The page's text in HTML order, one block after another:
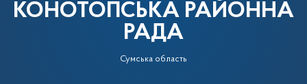
КОНОТОПСЬКА РАЙОННА
РАДА
Сумська область